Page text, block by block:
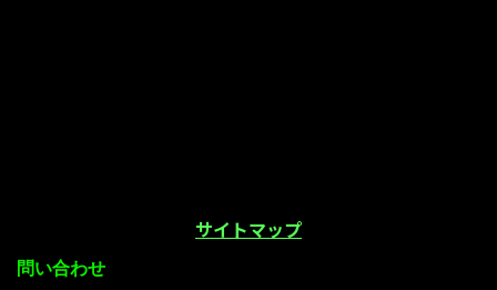
サイトマップ
問い合わせ